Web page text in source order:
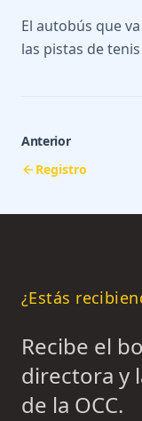
El autobús que
las pistas de
Anterior
Registro
¿Estás
Recibe el
directora y
de la OCC.